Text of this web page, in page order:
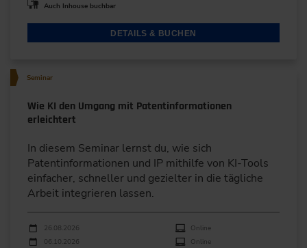
Auch Inhouse buchbar
DETAILS & BUCHEN
Seminar
Wie KI den Umgang mit Patentinformationen
erleichtert
In diesem Seminar lernst du, wie sich
Patentinformationen und IP mithilfe von KI-Tools
einfacher, schneller und gezielter in die tägliche
Arbeit integrieren lassen.
Durchführungen
Veranstaltungsdatum
26.08.2026
Online
06.10.2026
Online